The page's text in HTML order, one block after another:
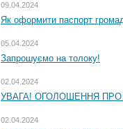
09.04.2024
Як оформити паспорт
05.04.2024
Запрошуємо на толоку!
02.04.2024
УВАГА! ОГОЛОШЕННЯ
02.04.2024